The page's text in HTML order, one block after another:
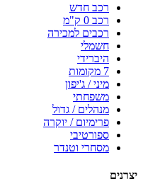
רכב חדש
רכב 0 ק"מ
רכבים למכירה
חשמלי
היברידי
7 מקומות
מיני / ג'יפון
משפחתי
מנהלים / גדול
פרימיום / יוקרה
ספורטיבי
מסחרי וטנדר
יצרנים